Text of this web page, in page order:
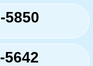
5850
5642